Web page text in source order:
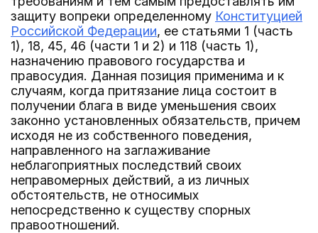
защиту вопреки определенному Конституцией
Российской Федерации, ее статьями 1 (часть
1), 18, 45, 46 (части 1 и 2) и 118 (часть 1),
назначению правового государства и
правосудия. Данная позиция применима и к
случаям, когда притязание лица состоит в
получении блага в виде уменьшения своих
законно установленных обязательств, причем
исходя не из собственного поведения,
направленного на заглаживание
неблагоприятных последствий своих
неправомерных действий, а из личных
обстоятельств, не относимых
непосредственно к существу спорных
правоотношений.